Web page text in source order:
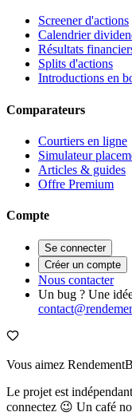
Screener d'actions
Calendrier
Résultats
Splits d'actions
Introductions en
Comparateurs
Courtiers en ligne
Simulateur
Articles & guides
Offre Premium
Compte
Se connecter
Créer un compte
Nous contacter
Un bug ? Une
Vous aimez
Le projet est
connectez 😉 Un café